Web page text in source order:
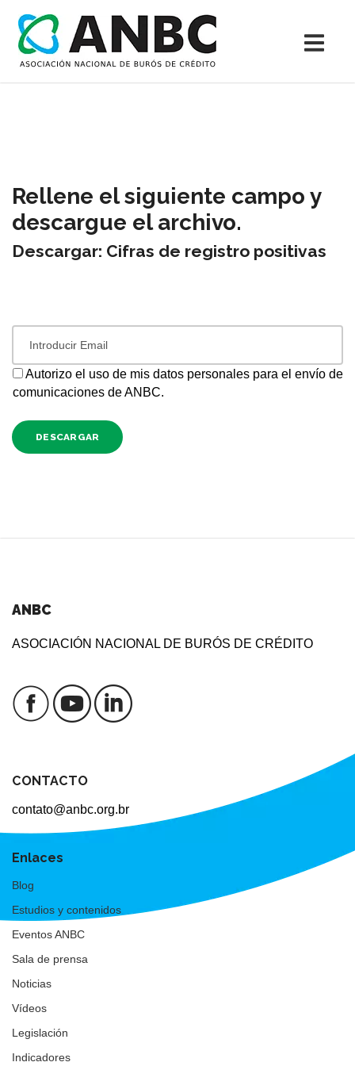
Rellene el siguiente campo y
descargue el archivo.
Descargar: Cifras de registro positivas
Autorizo el uso de mis datos personales para el envío de
comunicaciones de ANBC.
DESCARGAR
ANBC
ASOCIACIÓN NACIONAL DE BURÓS DE CRÉDITO
CONTACTO
contato@anbc.org.br
Enlaces
Blog
Estudios y contenidos
Eventos ANBC
Sala de prensa
Noticias
Vídeos
Legislación
Indicadores